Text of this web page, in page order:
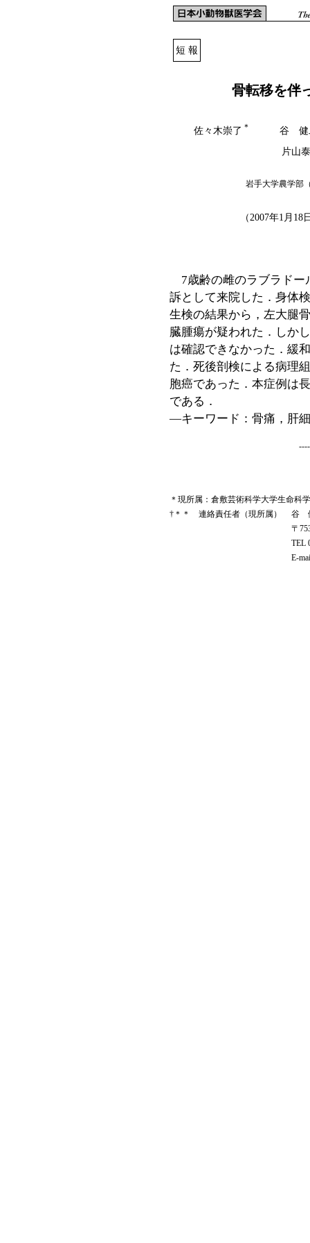
短 報
骨転移を伴
佐々木崇了 ＊
谷 健
片山
岩手大学農学部
（2007年1月
7歳齢の雌のラブラドー
訴として来院した．身体
生検の結果から，左大腿
臓腫瘍が疑われた．しか
は確認できなかった．緩
た．死後剖検による病理
胞癌であった．本症例は
である．
―キーワード：骨痛，肝
＊現所属：倉敷芸術科学大学生命科
†＊＊ 連絡責任者（現所属）
谷
〒
TEL
E-